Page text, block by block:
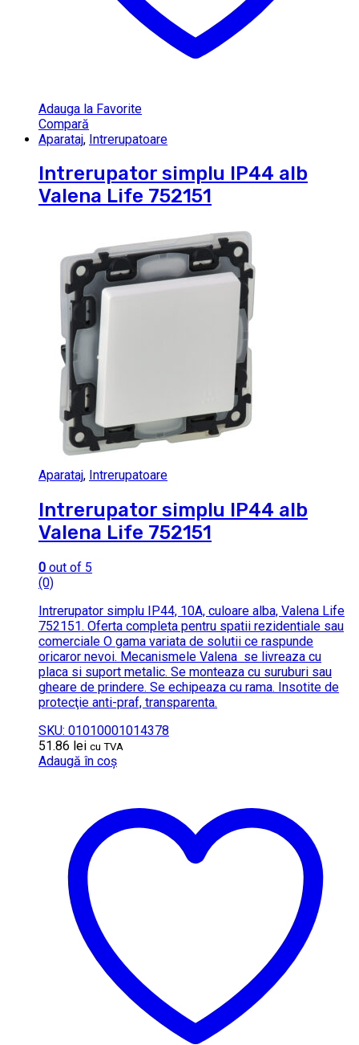
Adauga la Favorite
Compară
Aparataj, Intrerupatoare
Intrerupator simplu IP44 alb
Valena Life 752151
Aparataj, Intrerupatoare
Intrerupator simplu IP44 alb
Valena Life 752151
0 out of 5
(0)
Intrerupator simplu IP44, 10A, culoare alba, Valena Life
752151. Oferta completa pentru spatii rezidentiale sau
comerciale O gama variata de solutii ce raspunde
oricaror nevoi. Mecanismele Valena se livreaza cu
placa si suport metalic. Se monteaza cu suruburi sau
gheare de prindere. Se echipeaza cu rama. Insotite de
protecţie anti-praf, transparenta.
SKU: 01010001014378
51.86 lei cu TVA
Adaugă în coș